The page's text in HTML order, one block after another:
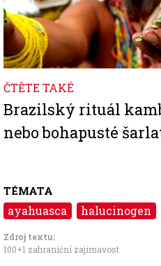
ČTĚTE TAKÉ
Brazilský rituál
nebo bohapusté
TÉMATA
ayahuasca halucinogen
Zdroj textu:
100+1 zahraniční zajímavost